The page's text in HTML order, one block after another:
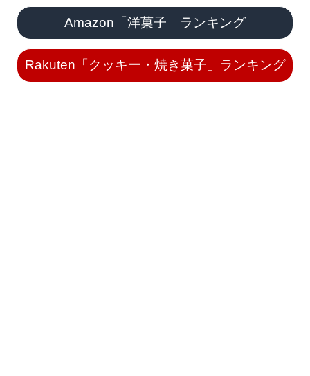
Amazon「洋菓子」ランキング
Rakuten「クッキー・焼き菓子」ランキング